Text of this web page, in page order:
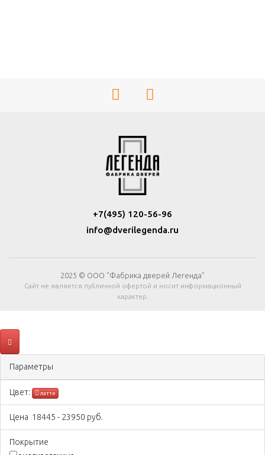
+7(495) 120-56-96
info@dverilegenda.ru
2025 © ООО "Фабрика дверей Легенда"
Сайт не является публичной офертой и носит информационный
характер.
Параметры
Цвeт: латте
Цена 18445 - 23950 руб.
Покрытиe